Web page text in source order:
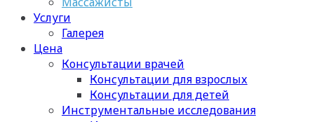
Услуги
Галерея
Цена
Консультации врачей
Консультации для взрослых
Консультации для детей
Инструментальные исследования